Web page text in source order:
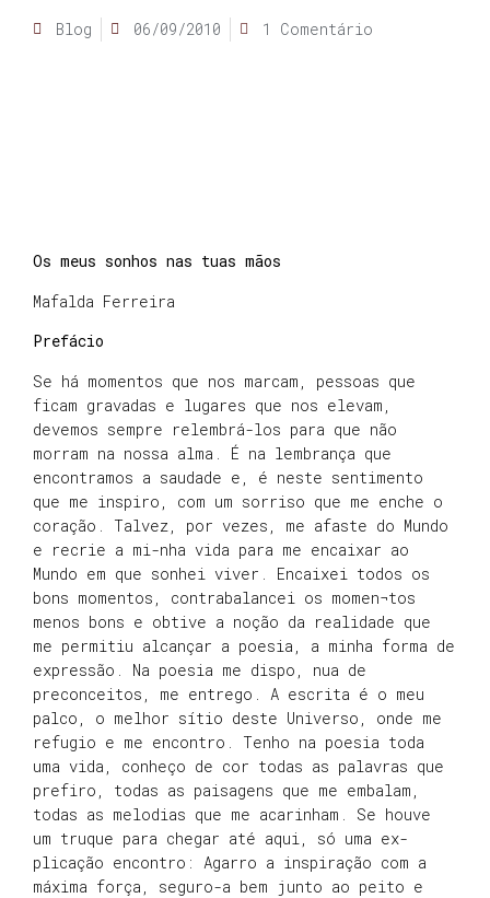
Blog 06/09/2010 1 Comentário
Os meus sonhos nas tuas mãos
Mafalda Ferreira
Prefácio
Se há momentos que nos marcam, pessoas que
ficam gravadas e lugares que nos elevam,
devemos sempre relembrá-los para que não
morram na nossa alma. É na lembrança que
encontramos a saudade e, é neste sentimento
que me inspiro, com um sorriso que me enche o
coração. Talvez, por vezes, me afaste do Mundo
e recrie a mi-nha vida para me encaixar ao
Mundo em que sonhei viver. Encaixei todos os
bons momentos, contrabalancei os momen¬tos
menos bons e obtive a noção da realidade que
me permitiu alcançar a poesia, a minha forma de
expressão. Na poesia me dispo, nua de
preconceitos, me entrego. A escrita é o meu
palco, o melhor sítio deste Universo, onde me
refugio e me encontro. Tenho na poesia toda
uma vida, conheço de cor todas as palavras que
prefiro, todas as paisagens que me embalam,
todas as melodias que me acarinham. Se houve
um truque para chegar até aqui, só uma ex-
plicação encontro: Agarro a inspiração com a
máxima força, seguro-a bem junto ao peito e